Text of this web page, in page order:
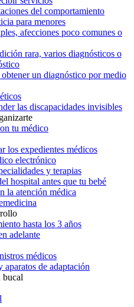
del comportamiento
para menores
afecciones poco comunes o
rara, varios diagnósticos o
un diagnóstico por medio
las discapacidades invisibles
tu médico
los expedientes médicos
electrónico
y terapias
hospital antes que tu bebé
la atención médica
hasta los 3 años
adelante
médicos
aparatos de adaptación
bucal